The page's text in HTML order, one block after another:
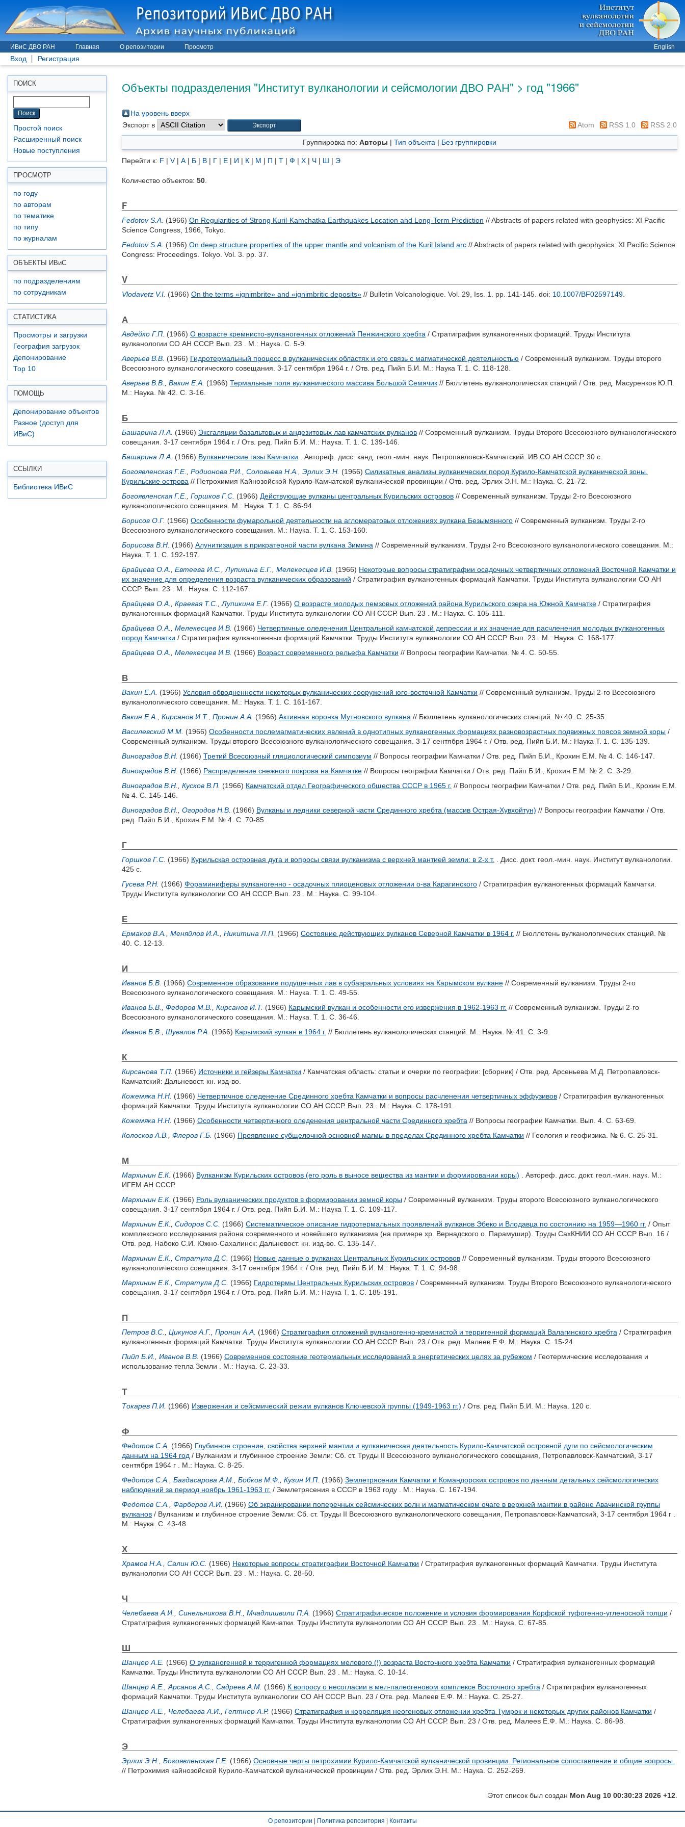
ИВиС ДВО РАН Главная О репозитории Просмотр English
Вход Регистрация
ПОИСК
Простой поиск
Расширенный поиск
Новые поступления
ПРОСМОТР
по году
по авторам
по тематике
по типу
по журналам
ОБЪЕКТЫ ИВиС
по подразделениям
по сотрудникам
СТАТИСТИКА
Просмотры и загрузки
География загрузок
Депонирование
Top 10
ПОМОЩЬ
Депонирование объектов
Разное (доступ для
ИВиС)
ССЫЛКИ
Библиотека ИВиС
Объекты подразделения "Институт вулканологии и сейсмологии ДВО РАН" > год "1966"
На уровень вверх
Экспорт в
Atom RSS 1.0 RSS 2.0
Группировка по: Авторы | Тип объекта | Без группировки
Перейти к: F | V| А | Б | В | Г | Е | И | К | М | П | Т | Ф | Х | Ч | Ш | Э
Количество объектов: 50
F
Fedotov S.A. (1966) On Regularities of Strong Kuril-Kamchatka Earthquakes Location and Long-Term Prediction // Abstracts of papers related with geophysics: XI Pacific
Science Congress, 1966, Tokyo.
Fedotov S.A. (1966) On deep structure properties of the upper mantle and volcanism of the Kuril Island arc // Abstracts of papers related with geophysics: XI Pacific Science
Congress: Proceedings. Tokyo. Vol. 3. pp. 37.
V
Vlodavetz V.I. (1966) On the terms «ignimbrite» and «ignimbritic deposits» // Bulletin Volcanologique. Vol. 29, Iss. 1. pp. 141-145. doi: 10.1007/BF02597149
А
Авдейко Г.П. (1966) О возрасте кремнисто-вулканогенных отложений Пенжинского хребта / Стратиграфия вулканогенных формаций. Труды Института
вулканологии СО АН СССР. Вып. 23 . М.: Наука. С. 5-9.
Аверьев В.В. (1966) Гидротермальный процесс в вулканических областях и его связь с магматической деятельностью / Современный вулканизм. Труды второго
Всесоюзного вулканологического совещания. 3-17 сентября 1964 г. / Отв. ред. Пийп Б.И.
М.: Наука Т. 1. С. 118-128.
Аверьев В.В.
Вакин Е.А. (1966) Термальные поля вулканического массива Большой Семячик // Бюллетень вулканологических станций / Отв. ред. Масуренков Ю.П.
М.: Наука. № 42. С. 3-16.
Б
Башарина Л.А. (1966) Эксгаляции базальтовых и андезитовых лав камчатских вулканов // Современный вулканизм. Труды Второго Всесоюзного вулканологического
совещания. 3-17 сентября 1964 г. / Отв. ред. Пийп Б.И.
М.: Наука. Т. 1. С. 139-146.
Башарина Л.А. (1966) Вулканические газы Камчатки . Автореф. дисс. канд. геол.-мин. наук. Петропавловск-Камчатский: ИВ СО АН СССР. 30 с.
Богоявленская Г.Е.
Родионова Р.И. Соловьева Н.А. Эрлих Э.Н. (1966) Силикатные анализы вулканических пород Курило-Камчатской вулканической зоны.
Курильские острова // Петрохимия Кайнозойской Курило-Камчатской вулканической провинции / Отв. ред. Эрлих Э.Н.
М.: Наука. С. 21-72.
Богоявленская Г.Е.
Горшков Г.С. (1966) Действующие вулканы центральных Курильских островов // Современный вулканизм. Труды 2-го Всесоюзного
вулканологического совещания. М.: Наука. Т. 1. С. 86-94.
Борисов О.Г. (1966) Особенности фумарольной деятельности на агломератовых отложениях вулкана Безымянного // Современный вулканизм. Труды 2-го
Всесоюзного вулканологического совещания. М.: Наука. Т. 1. С. 153-160.
Борисова В.Н. (1966) Алунитизация в прикратерной части вулкана Зимина // Современный вулканизм. Труды 2-го Всесоюзного вулканологического совещания. М.:
Наука. Т. 1. С. 192-197.
Брайцева О.А.
Евтеева И.С. Лупикина Е.Г. Мелекесцев И.В. (1966) Некоторые вопросы стратиграфии осадочных четвертичных отложений Восточной Камчатки и
их значение для определения возраста вулканических образований / Стратиграфия вулканогенных формаций Камчатки. Труды Института вулканологии СО АН
СССР. Вып. 23 . М.: Наука. С. 112-167.
Брайцева О.А.
Краевая Т.С. Лупикина Е.Г. (1966) О возрасте молодых пемзовых отложений района Курильского озера на Южной Камчатке / Стратиграфия
вулканогенных формаций Камчатки. Труды Института вулканологии СО АН СССР. Вып. 23 . М.: Наука. С. 105-111.
Брайцева О.А.
Мелекесцев И.В. (1966) Четвертичные оледенения Центральной камчатской депрессии и их значение для расчленения молодых вулканогенных
пород Камчатки / Стратиграфия вулканогенных формаций Камчатки. Труды Института вулканологии СО АН СССР. Вып. 23 . М.: Наука. С. 168-177.
Брайцева О.А.
Мелекесцев И.В. (1966) Возраст современного рельефа Камчатки // Вопросы географии Камчатки. № 4. С. 50-55.
В
Вакин Е.А. (1966) Условия обводненности некоторых вулканических сооружений юго-восточной Камчатки // Современный вулканизм. Труды 2-го Всесоюзного
вулканологического совещания. М.: Наука. Т. 1. С. 161-167.
Вакин Е.А.
Кирсанов И.Т. Пронин А.А. (1966) Активная воронка Мутновского вулкана // Бюллетень вулканологических станций. № 40. С. 25-35.
Василевский М.М. (1966) Особенности послемагматических явлений в однотипных вулканогенных формациях разновозрастных подвижных поясов земной коры /
Современный вулканизм. Труды второго Всесоюзного вулканологического совещания. 3-17 сентября 1964 г. / Отв. ред. Пийп Б.И.
М.: Наука Т. 1. С. 135-139.
Виноградов В.Н. (1966) Третий Всесоюзный гляциологический симпозиум // Вопросы географии Камчатки / Отв. ред. Пийп Б.И. Крохин Е.М.
№ 4. С. 146-147.
Виноградов В.Н. (1966) Распределение снежного покрова на Камчатке // Вопросы географии Камчатки / Отв. ред. Пийп Б.И. Крохин Е.М.
№ 2. С. 3-29.
Виноградов В.Н.
Кусков В.П. (1966) Камчатский отдел Географического общества СССР в 1965 г. // Вопросы географии Камчатки / Отв. ред. Пийп Б.И.
Крохин Е.М.
№ 4. С. 145-146.
Виноградов В.Н.
Огородов Н.В. (1966) Вулканы и ледники северной части Срединного хребта (массив Острая-Хувхойтун) // Вопросы географии Камчатки / Отв.
ред. Пийп Б.И. Крохин Е.М. № 4. С. 70-85.
Г
Горшков Г.С. (1966) Курильская островная дуга и вопросы связи вулканизма с верхней мантией земли: в 2-х т. . Дисс. докт. геол.-мин. наук. Институт вулканологии.
425 с.
Гусева Р.Н. (1966) Фораминиферы вулканогенно - осадочных плиоценовых отложении о-ва Карагинского / Стратиграфия вулканогенных формаций Камчатки.
Труды Института вулканологии СО АН СССР. Вып. 23 . М.: Наука. С. 99-104.
Е
Ермаков В.А. Меняйлов И.А. Никитина Л.П. (1966) Состояние действующих вулканов Северной Камчатки в 1964 г. // Бюллетень вулканологических станций. №
40. С. 12-13.
И
Иванов Б.В. (1966) Современное образование подушечных лав в субаэральных условиях на Карымском вулкане // Современный вулканизм. Труды 2-го
Всесоюзного вулканологического совещания. М.: Наука. Т. 1. С. 49-55.
Иванов Б.В.
Федоров М.В. Кирсанов И.Т. (1966) Карымский вулкан и особенности его извержения в 1962-1963 гг. // Современный вулканизм. Труды 2-го
Всесоюзного вулканологического совещания. М.: Наука. Т. 1. С. 36-46.
Иванов Б.В.
Шувалов Р.А. (1966) Карымский вулкан в 1964 г. // Бюллетень вулканологических станций. М.: Наука. № 41. С. 3-9.
К
Кирсанова Т.П. (1966) Источники и гейзеры Камчатки / Камчатская область: статьи и очерки по географии: [сборник] / Отв. ред. Арсеньева М.Д. Петропавловск-
Камчатский: Дальневост. кн. изд-во.
Кожемяка Н.Н. (1966) Четвертичное оледенение Срединного хребта Камчатки и вопросы расчленения четвертичных эффузивов / Стратиграфия вулканогенных
формаций Камчатки. Труды Института вулканологии СО АН СССР. Вып. 23 . М.: Наука. С. 178-191.
Кожемяка Н.Н. (1966) Особенности четвертичного оледенения центральной части Срединного хребта // Вопросы географии Камчатки. Вып. 4. С. 63-69.
Колосков А.В.
Флеров Г.Б. (1966) Проявление субщелочной основной магмы в пределах Срединного хребта Камчатки // Геология и геофизика. № 6. С. 25-31.
М
Мархинин Е.К. (1966) Вулканизм Курильских островов (его роль в выносе вещества из мантии и формировании коры) . Автореф. дисс. докт. геол.-мин. наук. М.:
ИГЕМ АН СССР.
Мархинин Е.К. (1966) Роль вулканических продуктов в формировании земной коры / Современный вулканизм. Труды второго Всесоюзного вулканологического
совещания. 3-17 сентября 1964 г. / Отв. ред. Пийп Б.И.
М.: Наука Т. 1. С. 109-117.
Мархинин Е.К.
Сидоров С.С. (1966) Систематическое описание гидротермальных проявлений вулканов Эбеко и Влодавца по состоянию на 1959—1960 гг. / Опыт
комплексного исследования района современного и новейшего вулканизма (на примере хр. Вернадского о. Парамушир). Труды СахКНИИ СО АН СССР Вып. 16 /
Отв. ред. Набоко С.И.
Южно-Сахалинск: Дальневост. кн. изд-во. С. 135-147.
Мархинин Е.К.
Стратула Д.С. (1966) Новые данные о вулканах Центральных Курильских островов // Современный вулканизм. Труды второго Всесоюзного
вулканологического совещания. 3-17 сентября 1964 г. / Отв. ред. Пийп Б.И.
М.: Наука. Т. 1. С. 94-98.
Мархинин Е.К.
Стратула Д.С. (1966) Гидротермы Центральных Курильских островов / Современный вулканизм. Труды Второго Всесоюзного вулканологического
совещания. 3-17 сентября 1964 г. / Отв. ред. Пийп Б.И. М.: Наука Т. 1. С. 185-191.
П
Петров В.С. Цикунов А.Г. Пронин А.А. (1966) Стратиграфия отложений вулканогенно-кремнистой и терригенной формаций Валагинского хребта / Стратиграфия
вулканогенных формаций Камчатки. Труды Института вулканологии СО АН СССР. Вып. 23 / Отв. ред. Малеев Е.Ф.
М.: Наука. С. 15-24.
Пийп Б.И.
Иванов В.В. (1966) Современное состояние геотермальных исследований в энергетических целях за рубежом / Геотермические исследования и
использование тепла Земли . М.: Наука. С. 23-33.
Т
Токарев П.И. (1966) Извержения и сейсмический режим вулканов Ключевской группы (1949-1963 гг.) / Отв. ред. Пийп Б.И. М.: Наука. 120 с.
Ф
Федотов С.А. (1966) Глубинное строение, свойства верхней мантии и вулканическая деятельность Курило-Камчатской островной дуги по сейсмологическим
данным на 1964 год / Вулканизм и глубинное строение Земли: Сб. ст. Труды II Всесоюзного вулканологического совещания, Петропавловск-Камчатский, 3-17
сентября 1964 г . М.: Наука. С. 8-25.
Федотов С.А.
Багдасарова А.М. Бобков М.Ф. Кузин И.П. (1966) Землетрясения Камчатки и Командорских островов по данным детальных сейсмологических
наблюдений за период ноябрь 1961-1963 гг. / Землетрясения в СССР в 1963 году . М.: Наука. С. 167-194.
Федотов С.А.
Фарберов А.И. (1966) Об экранировании поперечных сейсмических волн и магматическом очаге в верхней мантии в районе Авачинской группы
вулканов / Вулканизм и глубинное строение Земли: Сб. ст. Труды II Всесоюзного вулканологического совещания, Петропавловск-Камчатский, 3-17 сентября 1964 г .
М.: Наука. С. 43-48.
Х
Храмов Н.А. Салин Ю.С. (1966) Некоторые вопросы стратиграфии Восточной Камчатки / Стратиграфия вулканогенных формаций Камчатки. Труды Института
вулканологии СО АН СССР. Вып. 23 . М.: Наука. С. 28-50.
Ч
Челебаева А.И. Синельникова В.Н. Мчадлишвили П.А. (1966) Стратиграфическое положение и условия формирования Корфской туфогенно-угленосной толщи /
Стратиграфия вулканогенных формаций Камчатки. Труды Института вулканологии СО АН СССР. Вып. 23 . М.: Наука. С. 67-85.
Ш
Шанцер А.Е. (1966) О вулканогенной и терригенной формациях мелового (!) возраста Восточного хребта Камчатки / Стратиграфия вулканогенных формаций
Камчатки. Труды Института вулканологии СО АН СССР. Вып. 23 . М.: Наука. С. 10-14.
Шанцер А.Е.
Арсанов А.С. Садреев А.М. (1966) К вопросу о несогласии в мел-палеогеновом комплексе Восточного хребта / Стратиграфия вулканогенных
формаций Камчатки. Труды Института вулканологии СО АН СССР. Вып. 23 / Отв. ред. Малеев Е.Ф.
М.: Наука. С. 25-27.
Шанцер А.Е.
Челебаева А.И. Гептнер А.Р. (1966) Стратиграфия и корреляция неогеновых отложении хребта Тумрок и некоторых других районов Камчатки /
Стратиграфия вулканогенных формаций Камчатки. Труды Института вулканологии СО АН СССР. Вып. 23 / Отв. ред. Малеев Е.Ф. М.: Наука. С. 86-98.
Э
Эрлих Э.Н. Богоявленская Г.Е. (1966) Основные черты петрохимии Курило-Камчатской вулканической провинции. Региональное сопоставление и общие вопросы.
// Петрохимия кайнозойской Курило-Камчатской вулканической провинции / Отв. ред. Эрлих Э.Н. М.: Наука. С. 252-269.
Этот список был создан Mon Aug 10 00:30:23 2026 +12
О репозитории Политика репозитория Контакты